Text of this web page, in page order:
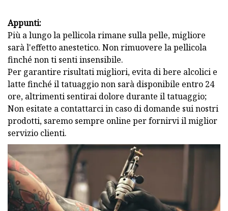
Appunti:
Più a lungo la pellicola rimane sulla pelle, migliore
sarà l'effetto anestetico. Non rimuovere la pellicola
finché non ti senti insensibile.
Per garantire risultati migliori, evita di bere alcolici e
latte finché il tatuaggio non sarà disponibile entro 24
ore, altrimenti sentirai dolore durante il tatuaggio;
Non esitate a contattarci in caso di domande sui nostri
prodotti, saremo sempre online per fornirvi il miglior
servizio clienti.